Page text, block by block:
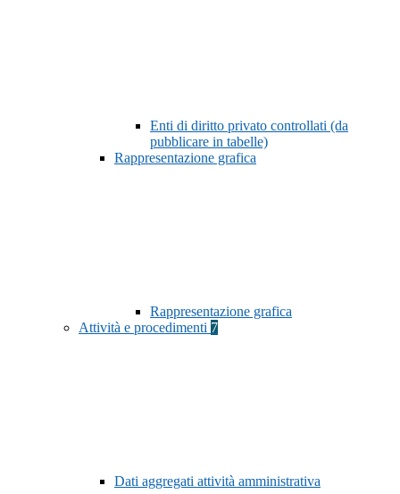
Enti di diritto privato controllati (da
pubblicare in tabelle)
Rappresentazione grafica
Rappresentazione grafica
Attività e procedimenti 7
Dati aggregati attività amministrativa